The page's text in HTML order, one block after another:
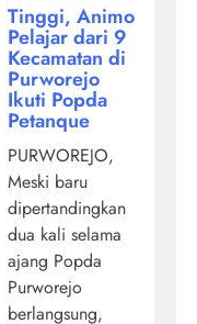
Tinggi, Animo
Pelajar dari 9
Kecamatan di
Purworejo
Ikuti Popda
Petanque
PURWOREJO,
Meski baru
dipertandingkan
dua kali selama
ajang Popda
Purworejo
berlangsung,